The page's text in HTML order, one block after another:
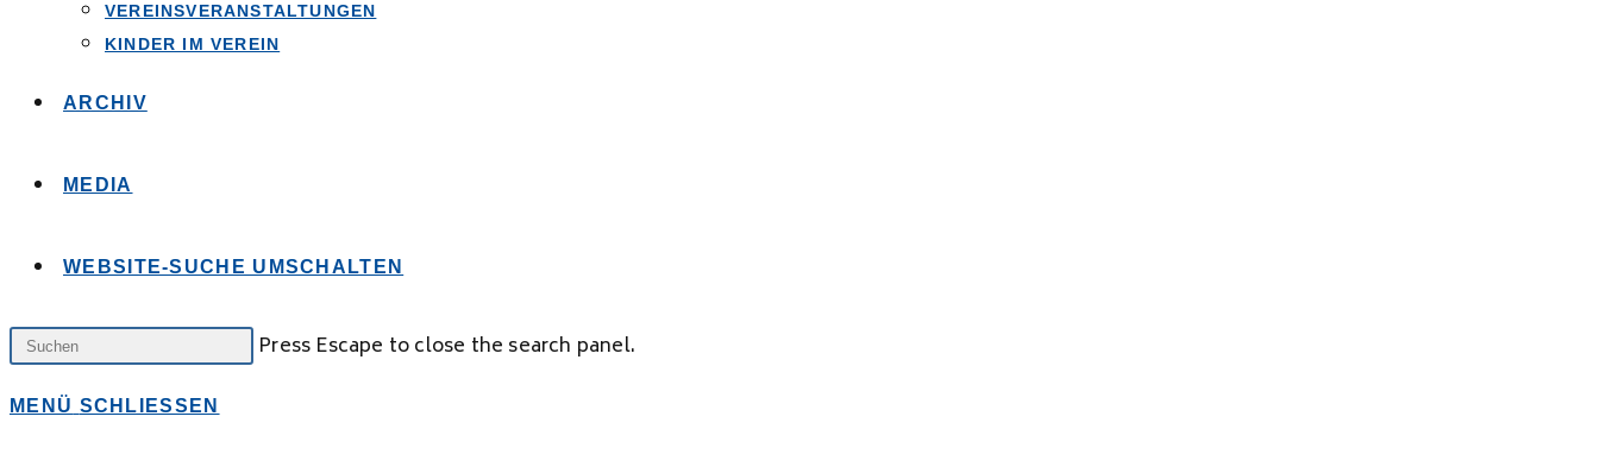
VEREINSVERANSTALTUNGEN
KINDER IM VEREIN
ARCHIV
MEDIA
WEBSITE-SUCHE UMSCHALTEN
Press Escape to close the search panel.
MENÜ SCHLIESSEN